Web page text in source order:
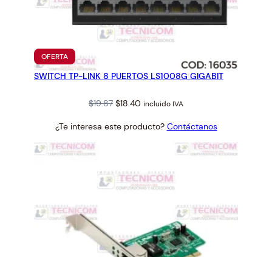
OFERTAPRODUCTO
EN
OFERTA
SWITCH TP-LINK 8 PUERTOS LS1008G GIGABIT
$19.87 Original
was:
$18.40 Current
is:
incluido IVA
¿Te interesa este producto? Contáctanos